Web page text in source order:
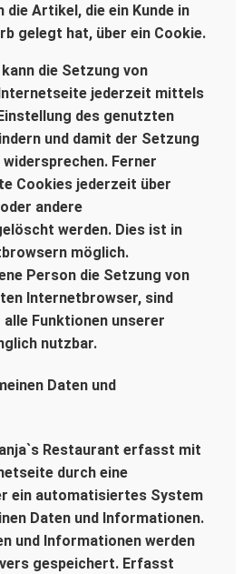
Artikel, die ein Kunde in
gelegt hat, über ein Cookie.
die Setzung von
jederzeit mittels
des genutzten
und damit der Setzung
Ferner
Cookies jederzeit über
andere
werden. Dies ist in
möglich.
Person die Setzung von
Internetbrowser, sind
Funktionen unserer
nutzbar.
Daten und
Restaurant erfasst mit
durch eine
ein automatisiertes System
Daten und Informationen.
und Informationen werden
gespeichert. Erfasst